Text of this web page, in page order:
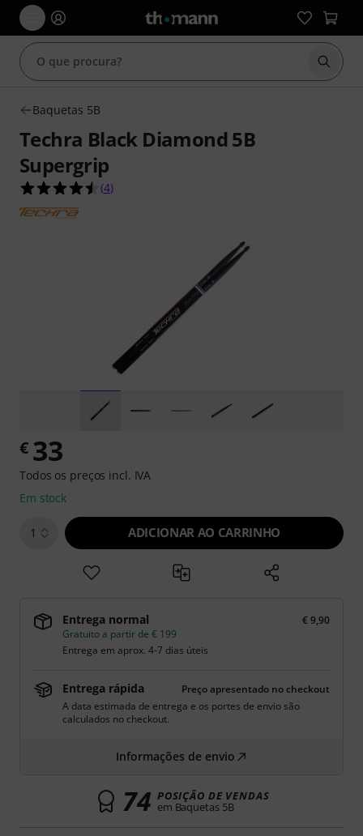
Iniciar
Baquetas 5B
Techra Black Diamond 5B
Supergrip
4.5 de 5 estrelas de 4 avaliações de clientes
(4)
€ 33
Todos os preços incl. IVA
Em stock
1 ADICIONAR AO CARRINHO
Entrega normal
€ 9,90
Gratuito a partir de € 199
Entrega em aprox. 4-7 dias úteis
Entrega rápida
Preço apresentado no checkout
A data estimada de entrega e os portes de envio são
calculados no checkout.
Informações de envio
74 POSIÇÃO DE VENDAS
em Baquetas 5B